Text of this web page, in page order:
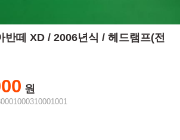
반떼 XD / 2006년식 / 헤드램프(전
원